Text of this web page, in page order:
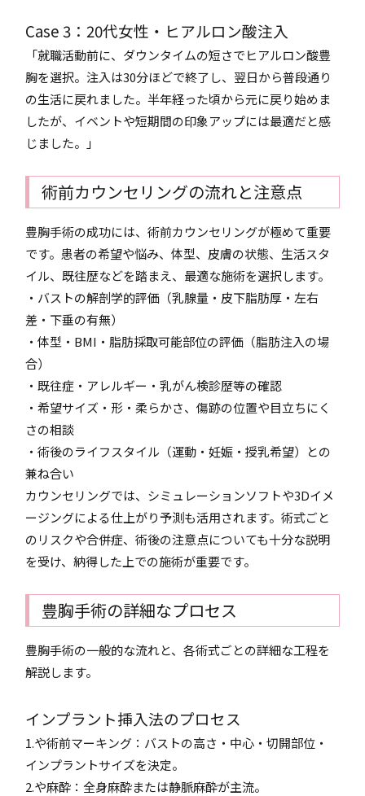
Case 3：20代女性・ヒアルロン酸注入
「就職活動前に、ダウンタイムの短さでヒアルロン酸豊
胸を選択。注入は30分ほどで終了し、翌日から普段通り
の生活に戻れました。半年経った頃から元に戻り始めま
したが、イベントや短期間の印象アップには最適だと感
じました。」
術前カウンセリングの流れと注意点
豊胸手術の成功には、術前カウンセリングが極めて重要
です。患者の希望や悩み、体型、皮膚の状態、生活スタ
イル、既往歴などを踏まえ、最適な施術を選択します。
・バストの解剖学的評価（乳腺量・皮下脂肪厚・左右
差・下垂の有無）
・体型・BMI・脂肪採取可能部位の評価（脂肪注入の場
合）
・既往症・アレルギー・乳がん検診歴等の確認
・希望サイズ・形・柔らかさ、傷跡の位置や目立ちにく
さの相談
・術後のライフスタイル（運動・妊娠・授乳希望）との
兼ね合い
カウンセリングでは、シミュレーションソフトや3Dイメ
ージングによる仕上がり予測も活用されます。術式ごと
のリスクや合併症、術後の注意点についても十分な説明
を受け、納得した上での施術が重要です。
豊胸手術の詳細なプロセス
豊胸手術の一般的な流れと、各術式ごとの詳細な工程を
解説します。
インプラント挿入法のプロセス
1.や術前マーキング：バストの高さ・中心・切開部位・
インプラントサイズを決定。
2.や麻酔：全身麻酔または静脈麻酔が主流。